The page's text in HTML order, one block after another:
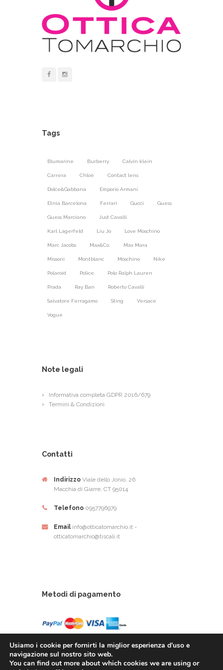
Tags
Blumarine Burberry Calvin klein
Carrera Chloé Contact lens
Dolce&Gabbana Emporio Armani
Etnia Barcelona Ferrari Gucci Guess
Guess Marciano Just Cavalli
Karl Lagerfeld Liu Jo Love Moschino
Marc Jacobs Max&Co. Max Mara
Missoni Montblanc Moschino Nike
Polaroid Police Polo Ralph Lauren
Prada Ray Ban Roberto Cavalli
Salvatore Ferragamo Sting Versace
Vogue
Note legali
Informativa completa GDPR 2016/679
Termini & Condizioni
Contatti
Indirizzo Viale dello Jonio, 26
Macchia di Giarre, CT 95014
Telefono 0957796979
Email info@otticatomarchio.it -
otticatomarchio@tiscali.it
Metodi di pagamento
Usiamo i cookie per fornirti la miglior esperienza d'uso e
navigazione sul nostro sito web.
You can find out more about which cookies we are using or